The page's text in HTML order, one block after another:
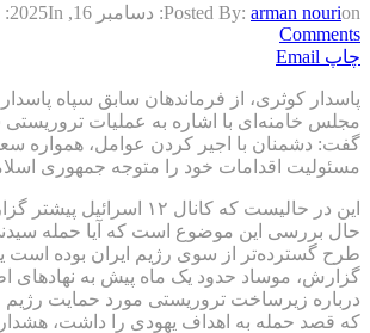
Posted By: arman nourion: دسامبر 16, 2025 In:
Comments
چاپ Email
پاسدار کوثری، از فرماندهان سابق سپاه
مجلس خامنه‌ای با اشاره به عملیات تروریستی
گفت: دشمنان با اجیر کردن عوامل، همواره
مسئولیت اقدامات خود را متوجه جمهوری
این در حالیست که کانال ۱۲
حال بررسی این موضوع است که آیا حمله
طرح گسترده‌تر از سوی رژیم ایران بوده است
گزارش، موساد حدود یک ماه پیش به نهادهای
درباره زیرساخت تروریستی مورد حمایت رژیم
که قصد حمله به اهداف یهودی را داشت، هشدار